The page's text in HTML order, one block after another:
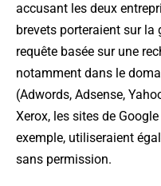
accusant les deux
brevets porteraient sur
requête basée sur une
notamment dans le
(Adwords, Adsense,
Xerox, les sites de
exemple, utiliseraient
sans permission.